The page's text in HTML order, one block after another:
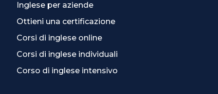
Inglese per aziende
Ottieni una certificazione
Corsi di inglese online
Corsi di inglese individuali
Corso di inglese intensivo